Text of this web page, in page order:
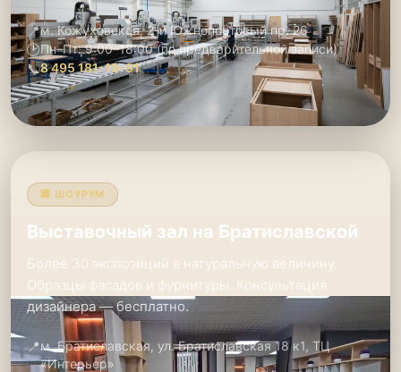
📍м. Кожуховская, 2-й Южнопортовый пр. 26
🕑Пн–Пт: 9:00–18:00 (по предварительной записи)
📞8 495 181-19-91
🏢 ШОУРУМ
Выставочный зал на Братиславской
Более 30 экспозиций в натуральную величину.
Образцы фасадов и фурнитуры. Консультация
дизайнера — бесплатно.
📍м. Братиславская, ул. Братиславская 18 к1, ТЦ
«Интерьер»